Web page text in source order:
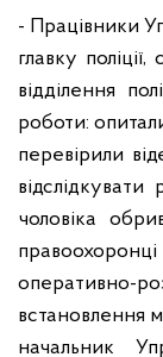
- Працівники
главку
відділення
роботи:
перевірили
чоловіка
оперативно-
встановлення
начальник